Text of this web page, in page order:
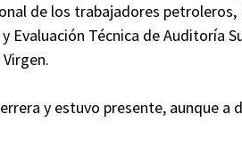
de los trabajadores petroleros,
Técnica de Auditoría
y estuvo presente, aunque a